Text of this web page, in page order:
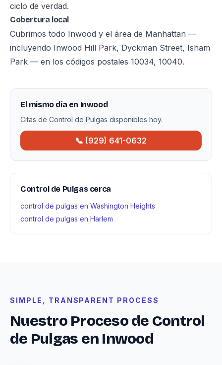
ciclo de verdad.
Cobertura local
Cubrimos todo Inwood y el área de Manhattan —
incluyendo Inwood Hill Park, Dyckman Street, Isham
Park — en los códigos postales 10034, 10040.
El mismo día en Inwood
Citas de Control de Pulgas disponibles hoy.
📞 (929) 641-0632
Control de Pulgas cerca
control de pulgas en Washington Heights
control de pulgas en Harlem
SIMPLE, TRANSPARENT PROCESS
Nuestro Proceso de Control
de Pulgas en Inwood